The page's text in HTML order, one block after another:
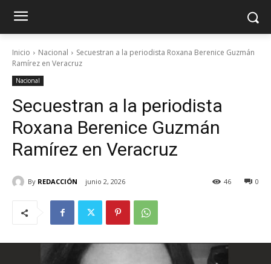
Inicio Nacional
Secuestran a la periodista Roxana Berenice Guzmán
Ramírez en Veracruz
Nacional
Secuestran a la periodista
Roxana Berenice Guzmán
Ramírez en Veracruz
By REDACCIÓN junio 2, 2026 0
46